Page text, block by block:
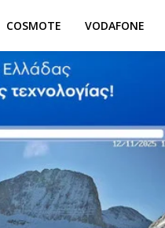
COSMOTE VODAFONE